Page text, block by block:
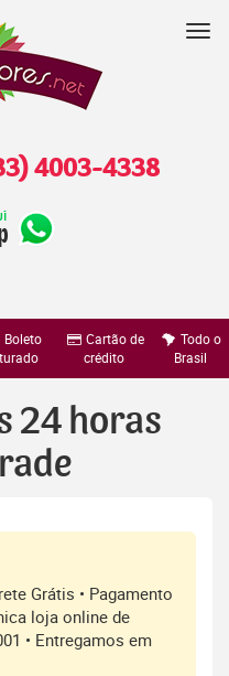
4003-4338
Boleto
Cartão de
crédito
Todo o
Brasil
24 horas
Grátis • Pagamento
loja online de
• Entregamos em